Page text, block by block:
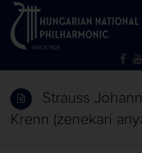
Strauss
Krenn (zenekari